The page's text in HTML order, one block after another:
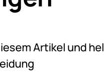
Artikel und